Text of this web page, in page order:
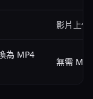
影片上傳
為 MP4
無需